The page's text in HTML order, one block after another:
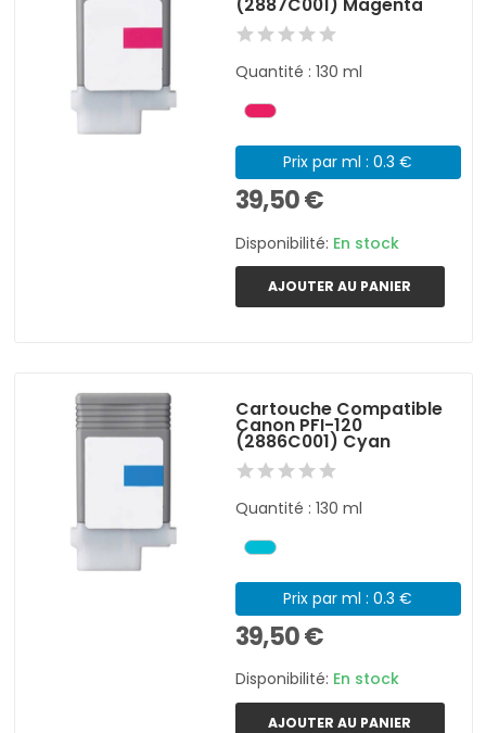
Quantité : 130 ml
Prix par ml : 0.3 €
39,50 €
Disponibilité: En stock
AJOUTER AU PANIER
Cartouche Compatible
Canon PFI-120
(2886C001) Cyan
Quantité : 130 ml
Prix par ml : 0.3 €
39,50 €
Disponibilité: En stock
AJOUTER AU PANIER